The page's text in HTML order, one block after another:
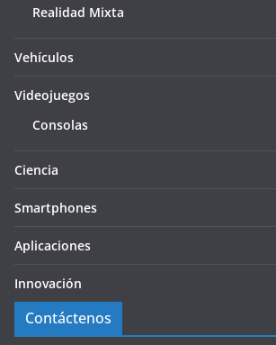
Realidad Mixta
Vehículos
Videojuegos
Consolas
Ciencia
Smartphones
Aplicaciones
Innovación
Contáctenos